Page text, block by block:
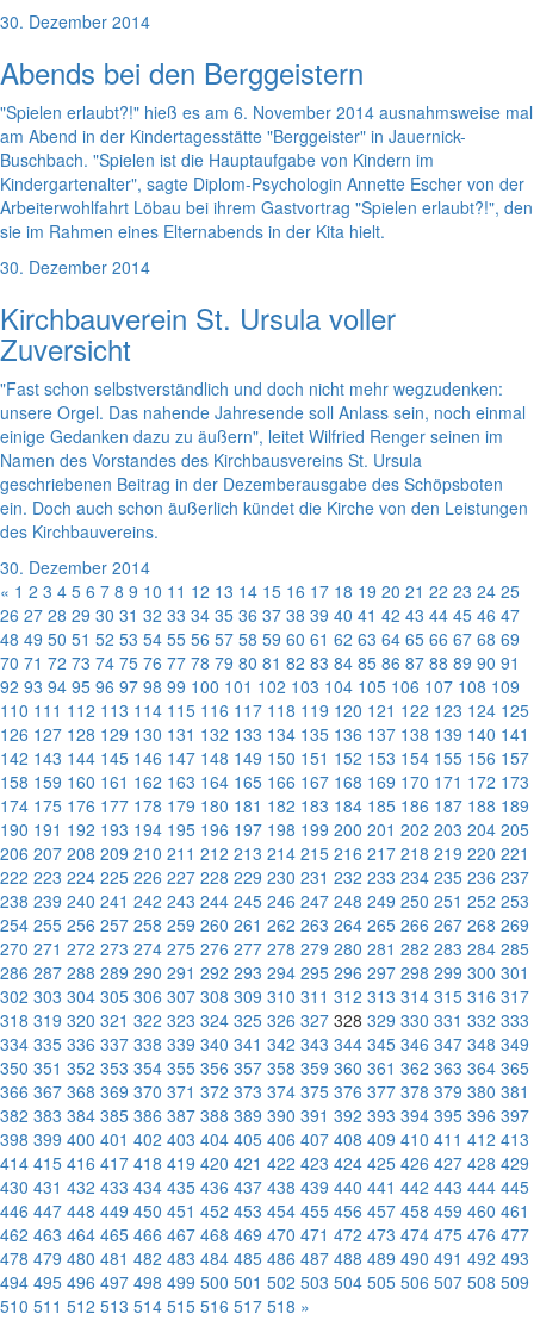
30. Dezember 2014
Abends bei den Berggeistern
"Spielen erlaubt?!" hieß es am 6. November 2014 ausnahmsweise mal
am Abend in der Kindertagesstätte "Berggeister" in Jauernick-
Buschbach. "Spielen ist die Hauptaufgabe von Kindern im
Kindergartenalter", sagte Diplom-Psychologin Annette Escher von der
Arbeiterwohlfahrt Löbau bei ihrem Gastvortrag "Spielen erlaubt?!", den
sie im Rahmen eines Elternabends in der Kita hielt.
30. Dezember 2014
Kirchbauverein St. Ursula voller
Zuversicht
"Fast schon selbstverständlich und doch nicht mehr wegzudenken:
unsere Orgel. Das nahende Jahresende soll Anlass sein, noch einmal
einige Gedanken dazu zu äußern", leitet Wilfried Renger seinen im
Namen des Vorstandes des Kirchbausvereins St. Ursula
geschriebenen Beitrag in der Dezemberausgabe des Schöpsboten
ein. Doch auch schon äußerlich kündet die Kirche von den Leistungen
des Kirchbauvereins.
30. Dezember 2014
« 1 2 3 4 5 6 7 8 9 10 11 12 13 14 15 16 17 18 19 20 21 22 23 24 25
26 27 28 29 30 31 32 33 34 35 36 37 38 39 40 41 42 43 44 45 46 47
48 49 50 51 52 53 54 55 56 57 58 59 60 61 62 63 64 65 66 67 68 69
70 71 72 73 74 75 76 77 78 79 80 81 82 83 84 85 86 87 88 89 90 91
92 93 94 95 96 97 98 99 100 101 102 103 104 105 106 107 108 109
110 111 112 113 114 115 116 117 118 119 120 121 122 123 124 125
126 127 128 129 130 131 132 133 134 135 136 137 138 139 140 141
142 143 144 145 146 147 148 149 150 151 152 153 154 155 156 157
158 159 160 161 162 163 164 165 166 167 168 169 170 171 172 173
174 175 176 177 178 179 180 181 182 183 184 185 186 187 188 189
190 191 192 193 194 195 196 197 198 199 200 201 202 203 204 205
206 207 208 209 210 211 212 213 214 215 216 217 218 219 220 221
222 223 224 225 226 227 228 229 230 231 232 233 234 235 236 237
238 239 240 241 242 243 244 245 246 247 248 249 250 251 252 253
254 255 256 257 258 259 260 261 262 263 264 265 266 267 268 269
270 271 272 273 274 275 276 277 278 279 280 281 282 283 284 285
286 287 288 289 290 291 292 293 294 295 296 297 298 299 300 301
302 303 304 305 306 307 308 309 310 311 312 313 314 315 316 317
318 319 320 321 322 323 324 325 326 327 328 329 330 331 332 333
334 335 336 337 338 339 340 341 342 343 344 345 346 347 348 349
350 351 352 353 354 355 356 357 358 359 360 361 362 363 364 365
366 367 368 369 370 371 372 373 374 375 376 377 378 379 380 381
382 383 384 385 386 387 388 389 390 391 392 393 394 395 396 397
398 399 400 401 402 403 404 405 406 407 408 409 410 411 412 413
414 415 416 417 418 419 420 421 422 423 424 425 426 427 428 429
430 431 432 433 434 435 436 437 438 439 440 441 442 443 444 445
446 447 448 449 450 451 452 453 454 455 456 457 458 459 460 461
462 463 464 465 466 467 468 469 470 471 472 473 474 475 476 477
478 479 480 481 482 483 484 485 486 487 488 489 490 491 492 493
494 495 496 497 498 499 500 501 502 503 504 505 506 507 508 509
510 511 512 513 514 515 516 517 518 »